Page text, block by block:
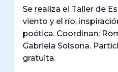
Se realiza el Taller de
viento y el río,
poética. Coordinan:
Gabriela Solsona.
gratuita.